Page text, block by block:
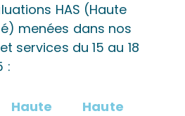
HAS (Haute
menées dans nos
services du 15 au 18
:
Haute
Haute